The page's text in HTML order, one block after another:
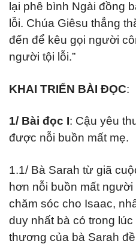
lại phê bình Ngài đồng
lỗi. Chúa Giêsu thẳng
đến để kêu gọi người
người tội lỗi.”
KHAI TRIỂN BÀI ĐỌC:
1/ Bài đọc I: Cậu yêu
được nỗi buồn mất mẹ.
1.1/ Bà Sarah từ giã
hơn nỗi buồn mất
chăm sóc cho Isaac,
duy nhất bà có trong
thương của bà Sarah